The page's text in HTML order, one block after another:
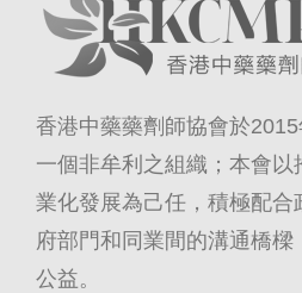
香港中藥藥劑師協會於
一個非牟利之組織；本會以
業化發展為己任，積極配合
府部門和同業間的溝通橋樑
公益。